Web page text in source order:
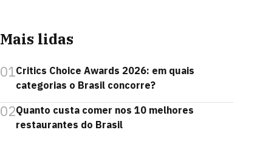
Mais lidas
01Critics Choice Awards 2026: em quais
categorias o Brasil concorre?
02Quanto custa comer nos 10 melhores
restaurantes do Brasil